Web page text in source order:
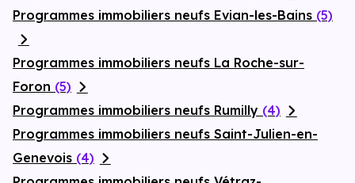
Programmes immobiliers neufs Evian-les-Bains (5)
Programmes immobiliers neufs La Roche-sur-
Foron (5)
Programmes immobiliers neufs Rumilly (4)
Programmes immobiliers neufs Saint-Julien-en-
Genevois (4)